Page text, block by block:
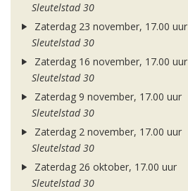
Sleutelstad 30
Zaterdag 23 november, 17.00 uur
Sleutelstad 30
Zaterdag 16 november, 17.00 uur
Sleutelstad 30
Zaterdag 9 november, 17.00 uur
Sleutelstad 30
Zaterdag 2 november, 17.00 uur
Sleutelstad 30
Zaterdag 26 oktober, 17.00 uur
Sleutelstad 30